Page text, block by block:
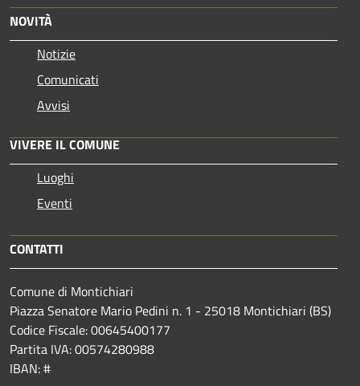
NOVITÀ
Notizie
Comunicati
Avvisi
VIVERE IL COMUNE
Luoghi
Eventi
CONTATTI
Comune di Montichiari
Piazza Senatore Mario Pedini n. 1 - 25018 Montichiari (BS)
Codice Fiscale: 00645400177
Partita IVA: 00574280988
IBAN: #